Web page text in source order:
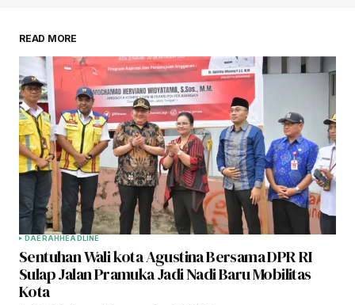
READ MORE
DAERAHHEADLINE
Sentuhan Wali kota Agustina Bersama DPR RI
Sulap Jalan Pramuka Jadi Nadi Baru Mobilitas
Kota